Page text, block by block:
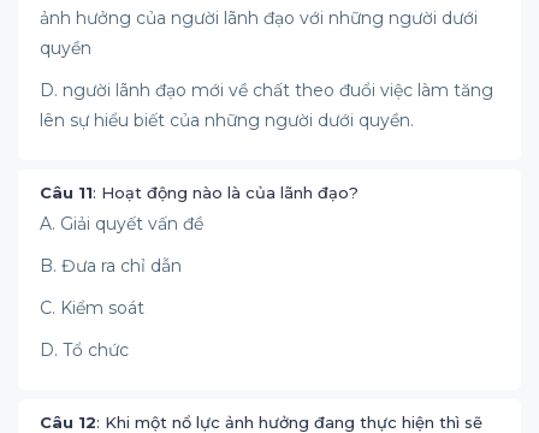
ảnh hưởng của người lãnh đạo với những người dưới
quyền
D. người lãnh đạo mới về chất theo đuổi việc làm tăng
lên sự hiểu biết của những người dưới quyền.
Câu 11: Hoạt động nào là của lãnh đạo?
A. Giải quyết vấn đề
B. Đưa ra chỉ dẫn
C. Kiểm soát
D. Tổ chức
Câu 12: Khi một nổ lực ảnh hưởng đang thực hiện thì sẽ